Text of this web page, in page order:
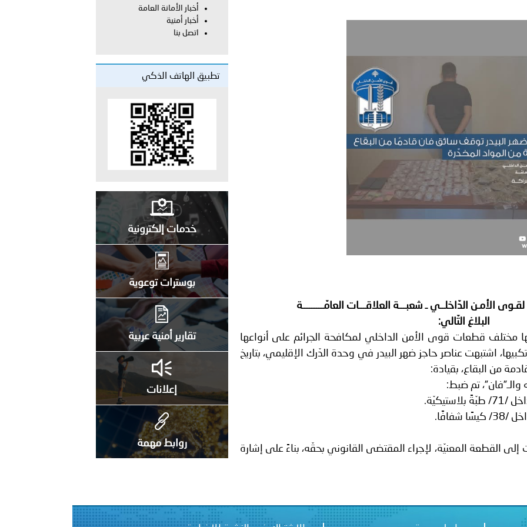
في المجالات الأكاديمية والتدريبية، والتوعية والإرشاد المجتمعي..
الإمارات ـ 1448/02/22هـ ــ الموافق 2026/08/05 م - شرطة أبوظبي تطلع وفد الشرطة الإيطالية على منظومتي التأهيل الشرطي
الإمارات ـ 1448/02/22هـ ــ الموافق 2026/08/05 م - شرطة أبوظبي تنظم حملة للتبرع بالدم في منطقة الظفرة تعزيزا للمسؤولية
الكويت ـ 1448/02/22هـ ــ الموافق 2026/08/05 م - بمناسبة صدور المرسومين الأميريين معالي النائب الأول لرئيس مجلس الوزراء
وزارياً بتعيين اللواء حمد أحمد المنيفي وكيل وزارة مساعد لشؤون الأمن العام..
لمجلس وزراء الداخلية العرب بشأن الاعتداءات الإرهابية الحوثية على الأعيان المدنية في مدينة نـجران
الأمـن الدّاخلــي ـ شعبـــة العلاقـــات العامّـــــــــة
البلاغ التّالي:
مختلف قطعات قوى الأمن الداخلي لمكافحة الجرائم على أنواعها
اشتبهت عناصر حاجز ضهر البيدر في وحدة الدّرك الإقليمي، بتاريخ
القطعة المعنيّة، لإجراء المقتضى القانوني بحقّه، بناءً على إشارة
أخبار الأمانة العامة
أخبار أمنية
اتصل بنا
تطبيق الهاتف الذكي
خدمات إلكترونية
بوسترات توعوية
تقارير أمنية عربية
إعلانات
روابط مهمة